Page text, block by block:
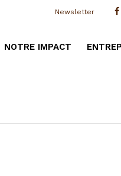
Newsletter
NOTRE IMPACT